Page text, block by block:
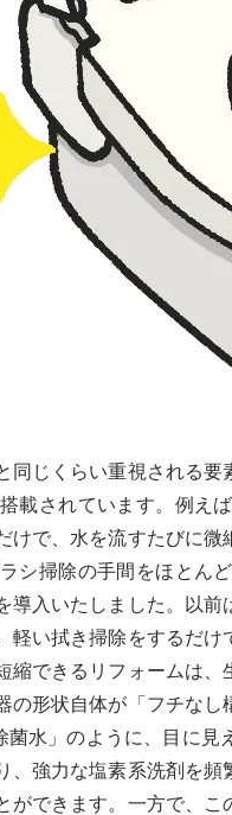
同じくらい重視される
載されています。例え
けで、水を流すたびに
シ掃除の手間をほとん
入いたしました。以
い拭き掃除をするだ
縮できるリフォームは
形状自体が「フチな
水」のように、目に
、強力な塩素系洗剤を
できます。一方で、